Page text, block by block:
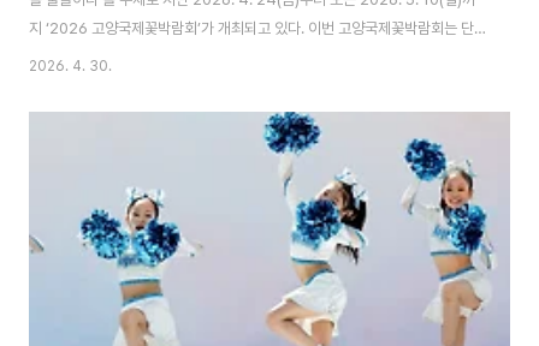
지 ‘2026 고양국제꽃박람회’가 개최되고 있다. 이번 고양국제꽃박람회는 단
순 전시 중심에서 벗어나 체험과 휴식ㆍ문화 요소를 결합한 복합형 축제라고
였다고 한다. 고양국제꽃박람회의 주요 행사로는 수변무대 등에서의 공연ㆍ이
벤트를 비롯하여 야외 화훼전시ㆍ실내 화훼전시ㆍ글로벌 화예작가 작품전ㆍ
고양플라워마켓 등 다양하게 꾸며져 있다. 박람회 입장료는 일반 15,000원 어
린이ㆍ청소년ㆍ경로 등 우대권은 12,000원이며, 고양시민ㆍ대중교통 이용객
ㆍ다자녀 가정 등은 3,000..
2026. 4. 30.